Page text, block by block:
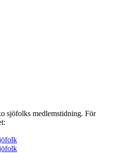
sjöfolks medlemstidning. För